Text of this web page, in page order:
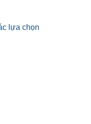
lựa chọn